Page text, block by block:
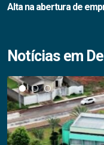
Alta na abertura de
Notícias em